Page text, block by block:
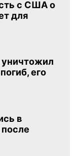
с США о
для
уничтожил
его
в
после